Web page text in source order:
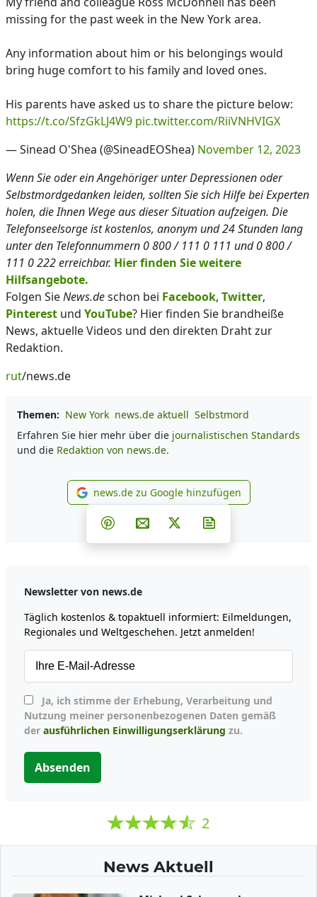
missing for the past week in the New York area.
Any information about him or his belongings would
bring huge comfort to his family and loved ones.
His parents have asked us to share the picture below:
https://t.co/SfzGkLJ4W9 pic.twitter.com/RiiVNHVIGX
— Sinead O'Shea (@SineadEOShea) November 12, 2023
Wenn Sie oder ein Angehöriger unter Depressionen oder
Selbstmordgedanken leiden, sollten Sie sich Hilfe bei Experten
holen, die Ihnen Wege aus dieser Situation aufzeigen. Die
Telefonseelsorge ist kostenlos, anonym und 24 Stunden lang
unter den Telefonnummern 0 800 / 111 0 111 und 0 800 /
111 0 222 erreichbar. Hier finden Sie weitere
Hilfsangebote.
Folgen SieNews.deschon bei Facebook, Twitter,
Pinterest und YouTube? Hier finden Sie brandheiße
News, aktuelle Videos und den direkten Draht zur
Redaktion.
rut/news.de
Themen: New York news.de aktuell Selbstmord
Erfahren Sie hier mehr über die journalistischen Standards
und die Redaktion von news.de.
news.de zu Google
news.de zu Google hinzufügen
Teilen auf Facebook
Teilen auf Whatsapp
Teilen auf Telegram
Teilen auf Pinterest
Per E-Mail teilen
Post auf X
Newsletter von news.de
Täglich kostenlos & topaktuell informiert: Eilmeldungen,
Regionales und Weltgeschehen. Jetzt anmelden!
Nutzung meiner personenbezogenen Daten gemäß
der ausführlichen Einwilligungserklärung zu.
Absenden
2
News Aktuell